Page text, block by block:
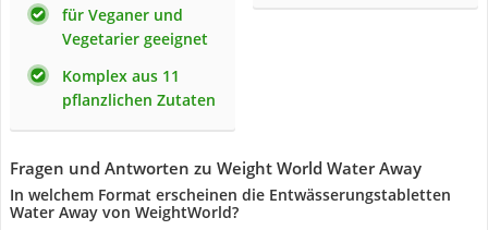
für Veganer und
Vegetarier geeignet
Komplex aus 11
pflanzlichen Zutaten
Fragen und Antworten zu Weight World Water Away
In welchem Format erscheinen die Entwässerungstabletten
Water Away von WeightWorld?